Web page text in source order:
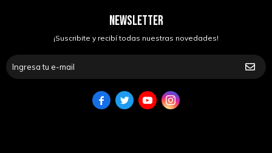
NEWSLETTER
¡Suscribite y recibí todas nuestras novedades!
   